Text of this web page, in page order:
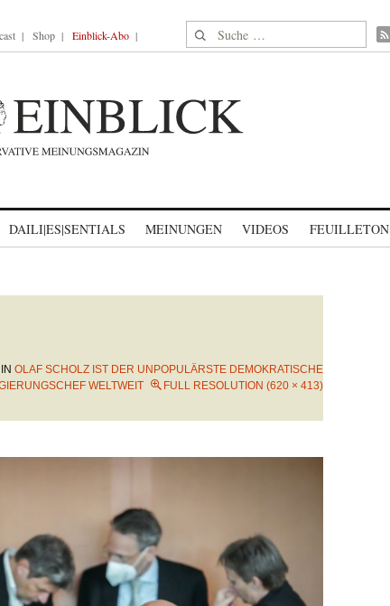
Shop Einblick-Abo Suche nach:
DAILI|ES|SENTIALS MEINUNGEN VIDEOS FEUILLETON
IN OLAF SCHOLZ IST DER UNPOPULÄRSTE DEMOKRATISCHE
WELTWEIT
FULL RESOLUTION (620 × 413)